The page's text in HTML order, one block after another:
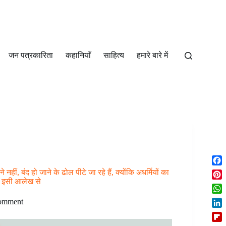
जन पत्रकारिता कहानियाँ साहित्‍य हमारे बारे में
बंद हो जाने के ढोल पीटे जा रहे हैं, क्योंकि अधर्मियों का
- इसी आलेख से
F
a
c
e
b
o
P
i
n
t
W
h
a
L
i